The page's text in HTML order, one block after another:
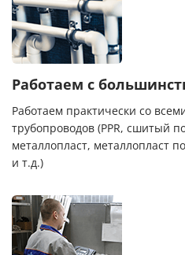
Работаем с
Работаем практически со
трубопроводов (PPR, сшитый
металлопласт, металлопласт
и т.д.)